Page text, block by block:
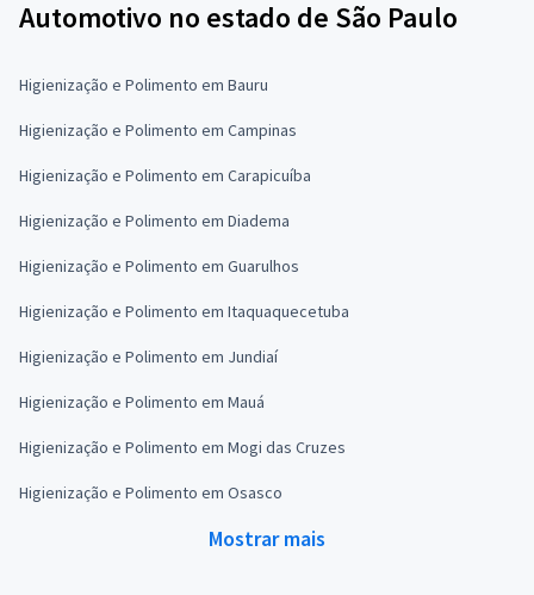
Automotivo no estado de São Paulo
Higienização e Polimento em Bauru
Higienização e Polimento em Campinas
Higienização e Polimento em Carapicuíba
Higienização e Polimento em Diadema
Higienização e Polimento em Guarulhos
Higienização e Polimento em Itaquaquecetuba
Higienização e Polimento em Jundiaí
Higienização e Polimento em Mauá
Higienização e Polimento em Mogi das Cruzes
Higienização e Polimento em Osasco
Mostrar mais